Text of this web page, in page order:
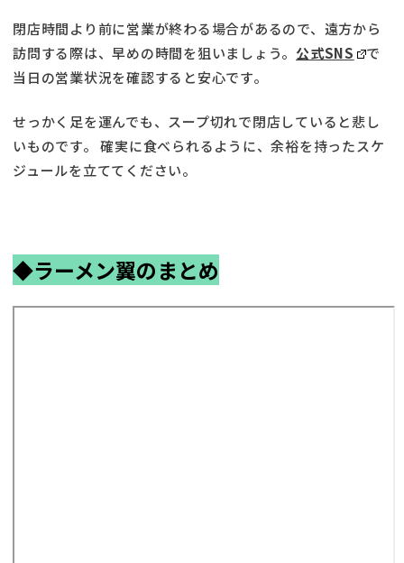
閉店時間より前に営業が終わる場合があるので、遠方から
訪問する際は、早めの時間を狙いましょう。 公式SNS
で
当日の営業状況を確認すると安心です。
せっかく足を運んでも、スープ切れで閉店していると悲し
いものです。 確実に食べられるように、余裕を持ったスケ
ジュールを立ててください。
◆ラーメン翼のまとめ